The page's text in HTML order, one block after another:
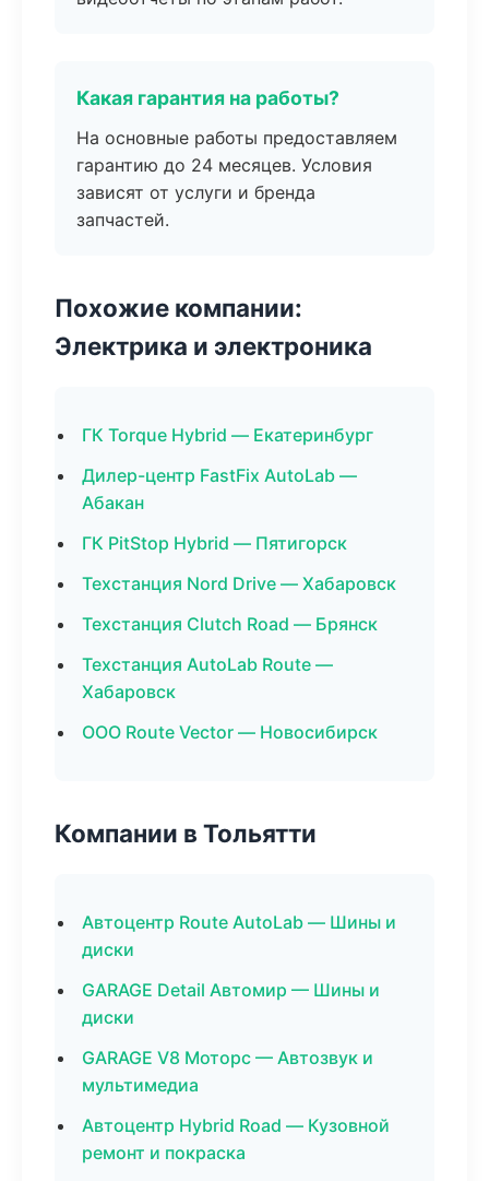
Какая гарантия на работы?
На основные работы предоставляем
гарантию до 24 месяцев. Условия
зависят от услуги и бренда
запчастей.
Похожие компании:
Электрика и электроника
ГК Torque Hybrid — Екатеринбург
Дилер-центр FastFix AutoLab —
Абакан
ГК PitStop Hybrid — Пятигорск
Техстанция Nord Drive — Хабаровск
Техстанция Clutch Road — Брянск
Техстанция AutoLab Route —
Хабаровск
ООО Route Vector — Новосибирск
Компании в Тольятти
Автоцентр Route AutoLab — Шины и
диски
GARAGE Detail Автомир — Шины и
диски
GARAGE V8 Моторс — Автозвук и
мультимедиа
Автоцентр Hybrid Road — Кузовной
ремонт и покраска